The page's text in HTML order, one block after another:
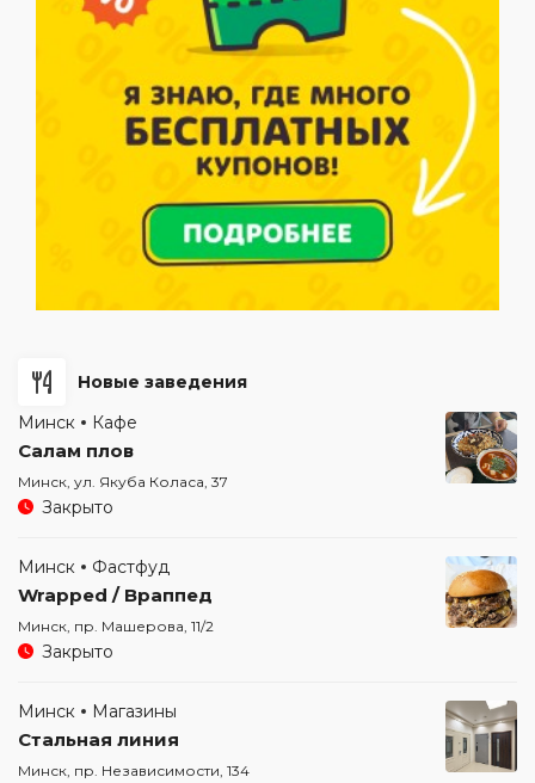
Новые заведения
Минск
Кафе
Салам плов
Минск, ул. Якуба Коласа, 37
Закрыто
Минск Фастфуд
Wrapped / Враппед
Минск, пр. Машерова, 11/2
Закрыто
Минск Магазины
Стальная линия
Минск, пр. Независимости, 134